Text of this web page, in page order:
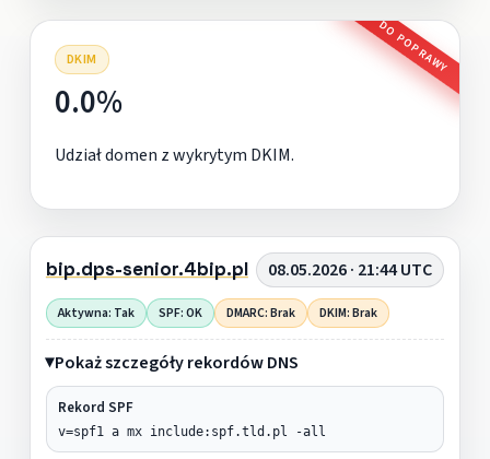
DKIM DO POPRAWY
0.0%
Udział domen z wykrytym DKIM.
bip.dps-senior.4bip.pl 08.05.2026 · 21:44 UTC
Aktywna: Tak SPF: OK DMARC: Brak DKIM: Brak
Pokaż szczegóły rekordów DNS
Rekord SPF
v=spf1 a mx include:spf.tld.pl -all